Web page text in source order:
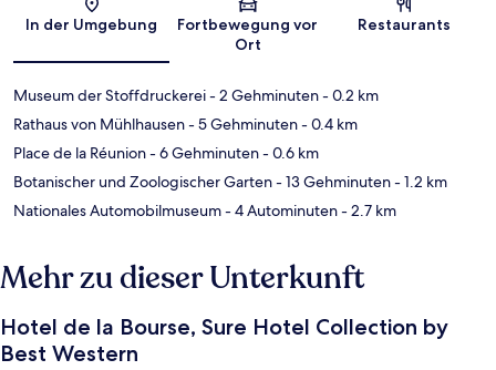
Karte
In der Umgebung
Fortbewegung vor
Ort
Restaurants
Museum der Stoffdruckerei- 2 Gehminuten- 0.2 km
Rathaus von Mühlhausen- 5 Gehminuten- 0.4 km
Place de la Réunion- 6 Gehminuten- 0.6 km
Botanischer und Zoologischer Garten- 13 Gehminuten- 1.2 km
Nationales Automobilmuseum- 4 Autominuten- 2.7 km
Mehr zu dieser Unterkunft
Hotel de la Bourse, Sure Hotel Collection by
Best Western